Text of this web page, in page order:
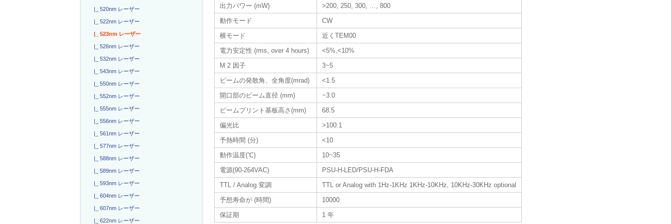
|_ 520nm レーザー
|_ 522nm レーザー
|_ 523nm レーザー
|_ 526nm レーザー
|_ 532nm レーザー
|_ 543nm レーザー
|_ 550nm レーザー
|_ 552nm レーザー
|_ 555nm レーザー
|_ 556nm レーザー
|_ 561nm レーザー
|_ 577nm レーザー
|_ 588nm レーザー
|_ 589nm レーザー
|_ 593nm レーザー
|_ 604nm レーザー
|_ 607nm レーザー
|_ 622nm レーザー
出力パワー (mW)
>200, 250, 300, …, 800
動作モード
CW
横モード
近くTEM00
電力安定性 (rms, over 4 hours)
<5%,<10%
M 2 因子
3~5
ビームの発散角、全角度(mrad)
<1.5
開口部のビーム直径 (mm)
~3.0
ビームプリント基板高さ(mm)
68.5
偏光比
>100:1
予熱時間 (分)
<10
動作温度(℃)
10~35
電源(90-264VAC)
PSU-H-LED/PSU-H-FDA
TTL / Analog 変調
TTL or Analog with 1Hz-1KHz 1KHz-10KHz, 10KHz-30KHz optional
予想寿命が (時間)
10000
保証期
1 年